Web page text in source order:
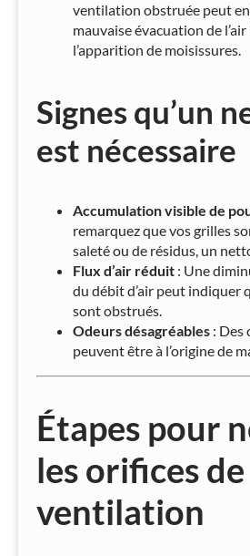
ventilation obstruée peut
mauvaise évacuation de
l’apparition de moisissures.
Signes qu’un
est nécessaire
Accumulation visible de
remarquez que vos grilles
saleté ou de résidus, un
Flux d’air réduit : Une
du débit d’air peut indiquer
sont obstrués.
Odeurs désagréables : Des
peuvent être à l’origine de
Étapes pour
les orifices de
ventilation